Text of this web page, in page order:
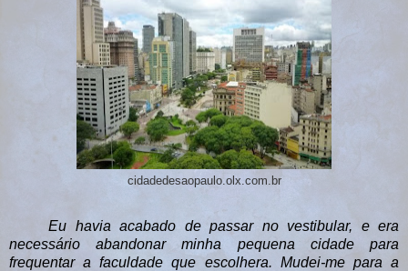
cidadedesaopaulo.olx.com.br
Eu havia acabado de passar no vestibular, e era
necessário abandonar minha pequena cidade para
frequentar a faculdade que escolhera. Mudei-me para a